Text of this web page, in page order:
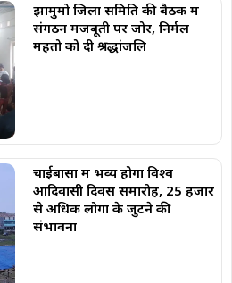
झामुमो जिला समिति की बैठक में
संगठन मजबूती पर जोर, निर्मल
महतो को दी श्रद्धांजलि
चाईबासा में भव्य होगा विश्व
आदिवासी दिवस समारोह, 25 हजार
से अधिक लोगों के जुटने की
संभावना